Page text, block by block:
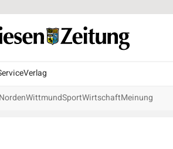
Verlag
NordenWittmundSportWirtschaftMeinung